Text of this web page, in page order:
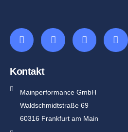
Kontakt
Mainperformance GmbH
Waldschmidtstraße 69
60316 Frankfurt am Main